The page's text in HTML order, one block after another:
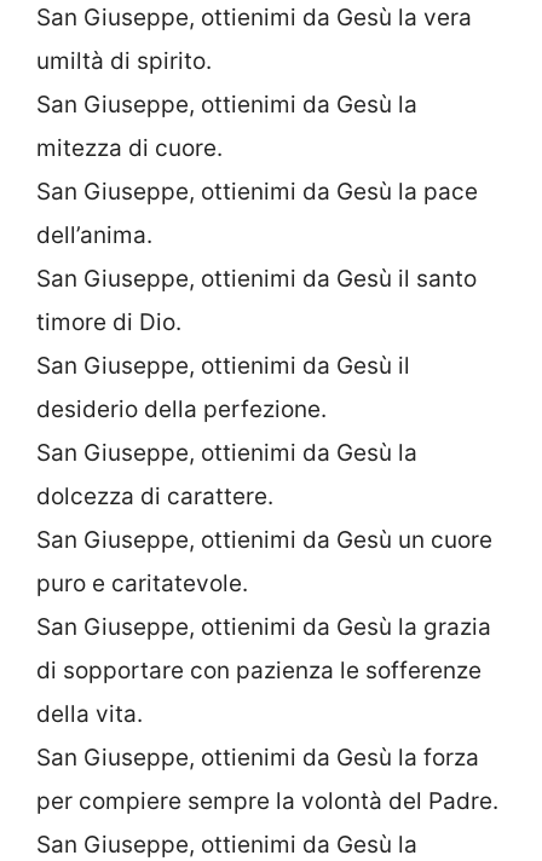
San Giuseppe, ottienimi da Gesù la vera
umiltà di spirito.
San Giuseppe, ottienimi da Gesù la
mitezza di cuore.
San Giuseppe, ottienimi da Gesù la pace
dell’anima.
San Giuseppe, ottienimi da Gesù il santo
timore di Dio.
San Giuseppe, ottienimi da Gesù il
desiderio della perfezione.
San Giuseppe, ottienimi da Gesù la
dolcezza di carattere.
San Giuseppe, ottienimi da Gesù un cuore
puro e caritatevole.
San Giuseppe, ottienimi da Gesù la grazia
di sopportare con pazienza le sofferenze
della vita.
San Giuseppe, ottienimi da Gesù la forza
per compiere sempre la volontà del Padre.
San Giuseppe, ottienimi da Gesù la